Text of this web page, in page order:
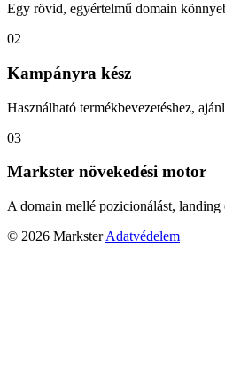
Egy rövid, egyértelmű domain
02
Kampányra kész
Használható termékbevezetéshez,
03
Markster növekedési motor
A domain mellé pozicionálást,
© 2026 Markster Adatvédelem